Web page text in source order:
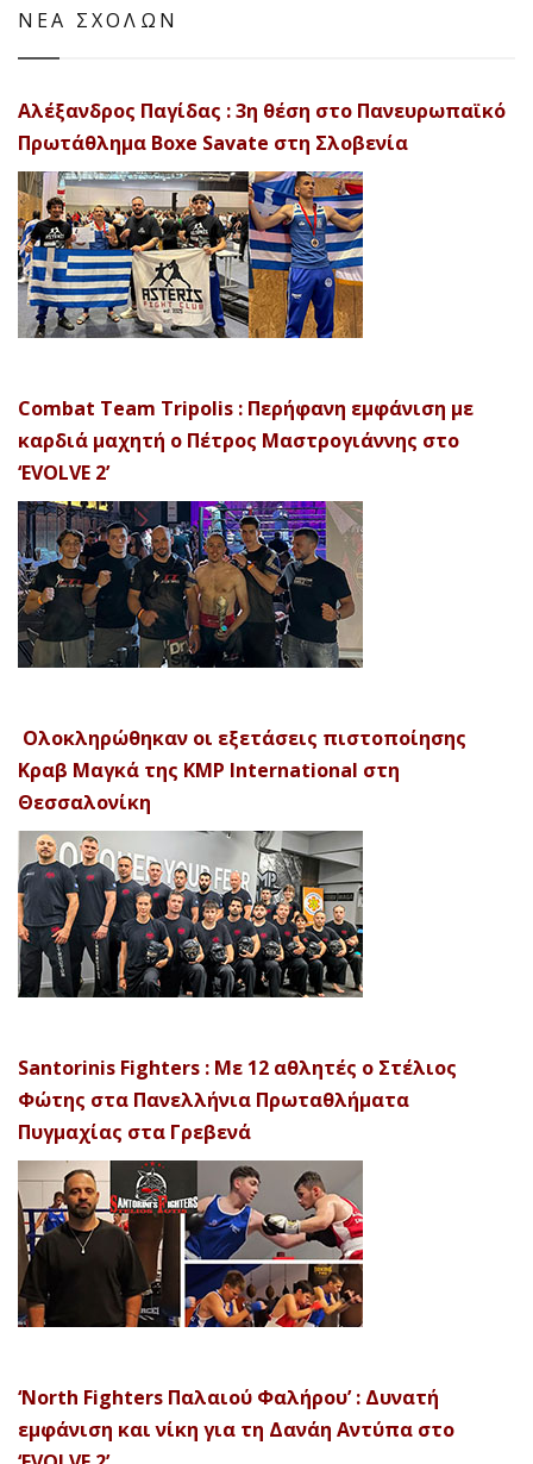
ΝΕΑ ΣΧΟΛΩΝ
Αλέξανδρος Παγίδας : 3η θέση στο Πανευρωπαϊκό
Πρωτάθλημα Boxe Savate στη Σλοβενία
Combat Team Tripolis : Περήφανη εμφάνιση με
καρδιά μαχητή ο Πέτρος Μαστρογιάννης στο
‘EVOLVE 2’
Ολοκληρώθηκαν οι εξετάσεις πιστοποίησης
Κραβ Μαγκά της KMP International στη
Θεσσαλονίκη
Santorinis Fighters : Με 12 αθλητές ο Στέλιος
Φώτης στα Πανελλήνια Πρωταθλήματα
Πυγμαχίας στα Γρεβενά
‘North Fighters Παλαιού Φαλήρου’ : Δυνατή
εμφάνιση και νίκη για τη Δανάη Αντύπα στο